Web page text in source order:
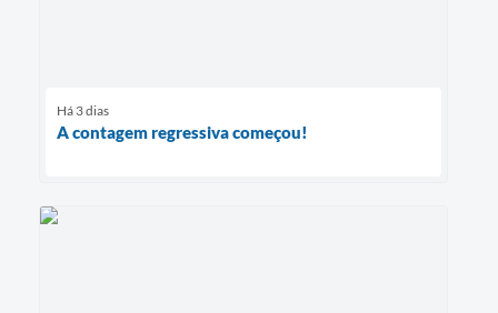
Há 3 dias
A contagem regressiva começou!